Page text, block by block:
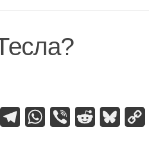
Tumblr TelegramWhatsApp
Viber Reddit Bluesky